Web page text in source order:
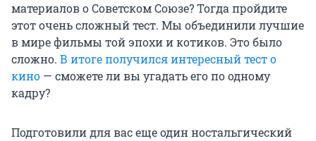
материалов о Советском Союзе? Тогда пройдите
этот очень сложный тест. Мы объединили лучшие
в мире фильмы той эпохи и котиков. Это было
сложно. В итоге получился интересный тест о
кино — сможете ли вы угадать его по одному
кадру?
Подготовили для вас еще один ностальгический